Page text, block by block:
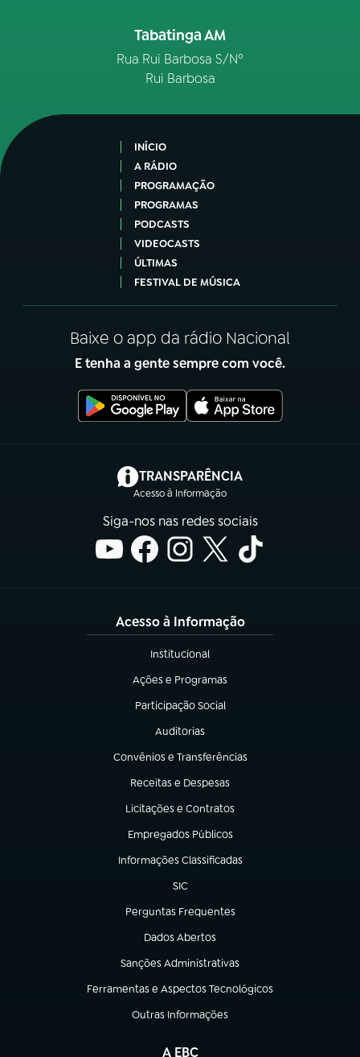
Tabatinga AM
Rua Rui Barbosa S/Nº
Rui Barbosa
INÍCIO
A RÁDIO
PROGRAMAÇÃO
PROGRAMAS
PODCASTS
VIDEOCASTS
ÚLTIMAS
FESTIVAL DE MÚSICA
Baixe o app da rádio Nacional
E tenha a gente sempre com você.
TRANSPARÊNCIA
Acesso à Informação
(abre em nova aba)
Siga-nos nas redes sociais
Acesso à Informação
Institucional
(abre em nova aba)
Ações e Programas
(abre em nova aba)
Participação Social
(abre em nova aba)
Auditorias
(abre em nova aba)
Convênios e Transferências
(abre em nova aba)
Receitas e Despesas
(abre em nova aba)
Licitações e Contratos
(abre em nova aba)
Empregados Públicos
(abre em nova aba)
Informações Classificadas
(abre em nova aba)
SIC
(abre em nova aba)
Perguntas Frequentes
(abre em nova aba)
Dados Abertos
(abre em nova aba)
Sanções Administrativas
(abre em nova aba)
Ferramentas e Aspectos Tecnológicos
(abre em nova aba)
Outras Informações
(abre em nova aba)
A EBC